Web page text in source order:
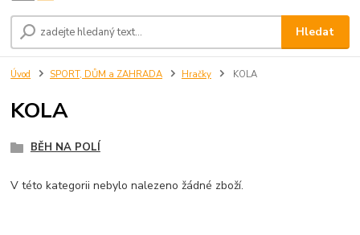
Hledat
Úvod SPORT, DŮM a ZAHRADA Hračky KOLA
KOLA
BĚH NA POLÍ
V této kategorii nebylo nalezeno žádné zboží.